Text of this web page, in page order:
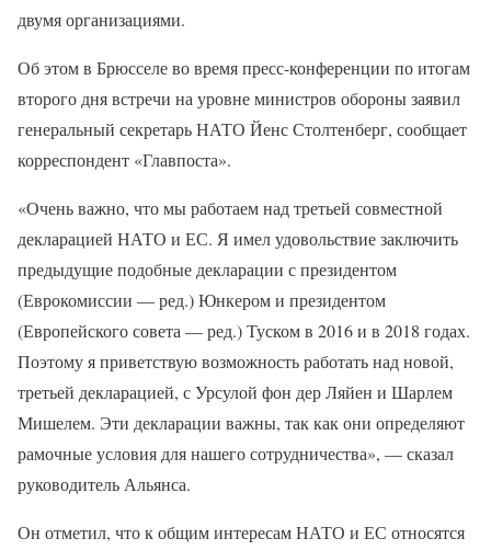
двумя организациями.
Об этом в Брюсселе во время пресс-конференции по итогам
второго дня встречи на уровне министров обороны заявил
генеральный секретарь НАТО Йенс Столтенберг, сообщает
корреспондент «Главпоста».
«Очень важно, что мы работаем над третьей совместной
декларацией НАТО и ЕС. Я имел удовольствие заключить
предыдущие подобные декларации с президентом
(Еврокомиссии — ред.) Юнкером и президентом
(Европейского совета — ред.) Туском в 2016 и в 2018 годах.
Поэтому я приветствую возможность работать над новой,
третьей декларацией, с Урсулой фон дер Ляйен и Шарлем
Мишелем. Эти декларации важны, так как они определяют
рамочные условия для нашего сотрудничества», — сказал
руководитель Альянса.
Он отметил, что к общим интересам НАТО и ЕС относятся